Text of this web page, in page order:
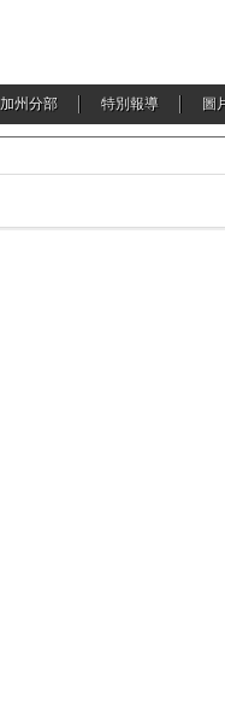
加州分部 特別報導 圖